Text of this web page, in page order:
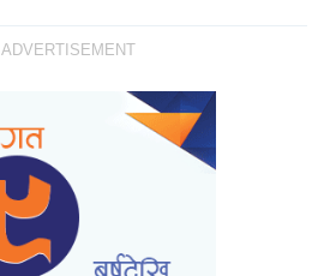
ADVERTISEMENT